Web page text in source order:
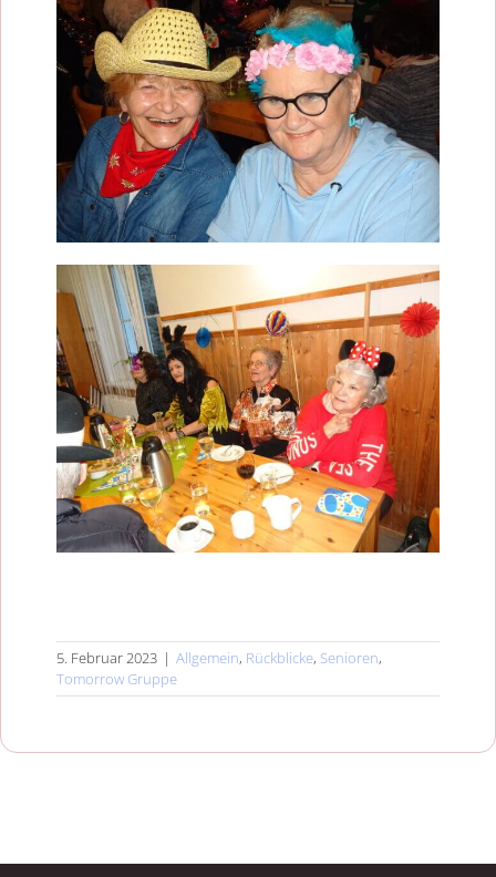
5. Februar 2023 | Allgemein, Rückblicke, Senioren,
Tomorrow Gruppe